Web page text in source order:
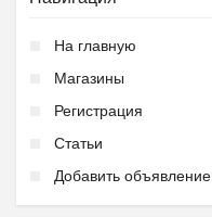
На главную
Магазины
Регистрация
Статьи
Добавить объявление